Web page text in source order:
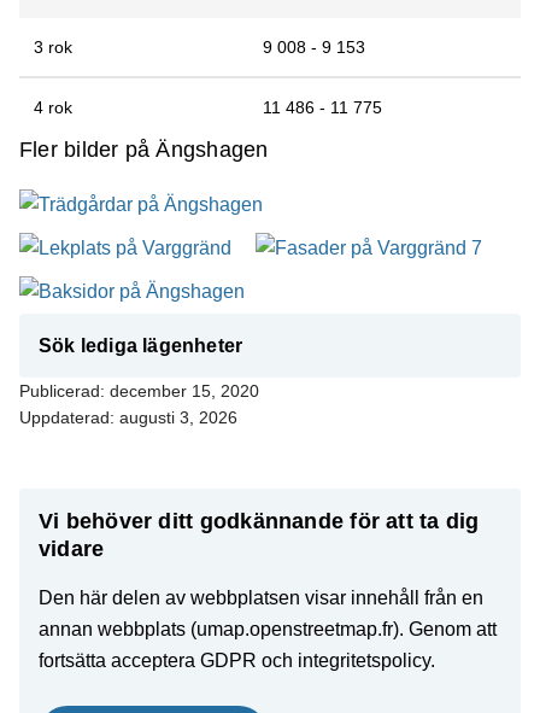
3 rok 9 008 - 9 153
4 rok 11 486 - 11 775
Fler bilder på Ängshagen
Sök lediga lägenheter
Publicerad: december 15, 2020
Uppdaterad: augusti 3, 2026
Vi behöver ditt godkännande för att ta dig
vidare
Den här delen av webbplatsen visar innehåll från en
annan webbplats (umap.openstreetmap.fr). Genom att
fortsätta acceptera GDPR och integritetspolicy.